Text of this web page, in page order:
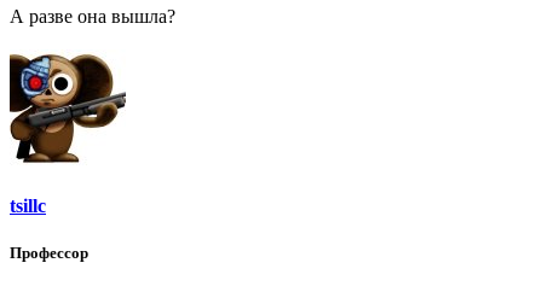
А разве она вышла?
tsillc
Профессор